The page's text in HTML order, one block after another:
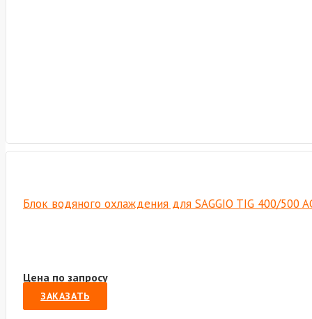
Блок водяного охлаждения для SAGGIO TIG 400/500
Цена по запросу
ЗАКАЗАТЬ